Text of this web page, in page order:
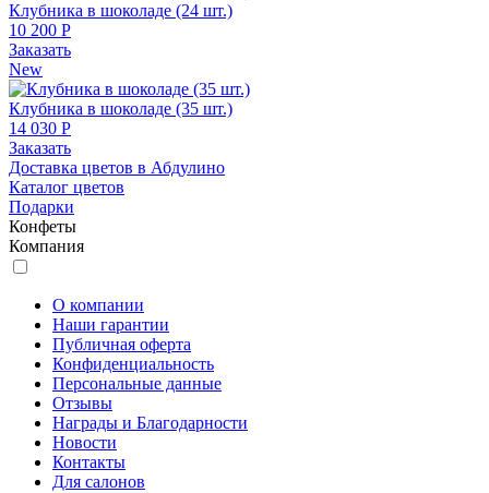
Клубника в шоколаде (24 шт.)
10 200 Р
Заказать
New
Клубника в шоколаде (35 шт.)
14 030 Р
Заказать
Доставка цветов в Абдулино
Каталог цветов
Подарки
Конфеты
Компания
О компании
Наши гарантии
Публичная оферта
Конфиденциальность
Персональные данные
Отзывы
Награды и Благодарности
Новости
Контакты
Для салонов